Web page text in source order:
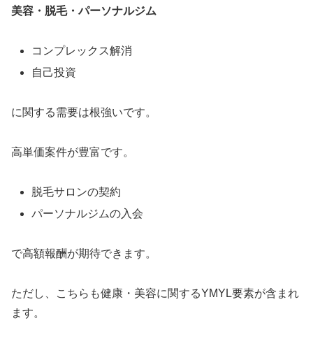
美容・脱毛・パーソナルジム
コンプレックス解消
自己投資
に関する需要は根強いです。
高単価案件が豊富です。
脱毛サロンの契約
パーソナルジムの入会
で高額報酬が期待できます。
ただし、こちらも健康・美容に関するYMYL要素が含まれ
ます。